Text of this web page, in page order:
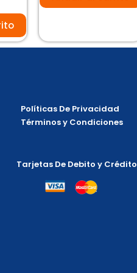
Políticas De Privacidad
Términos y Condiciones
Tarjetas De Debito y Crédito